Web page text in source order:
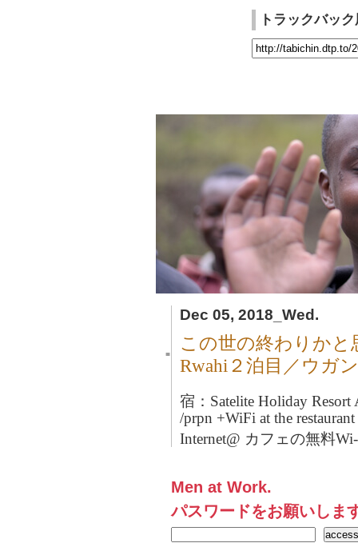
トラックバッ
Dec 05, 2018_Wed.
■
この世の終わりかと
Rwahi２泊目／ウガ
宿：Satelite Holiday
/prpn +WiFi at the
Internet@ カフェの無料
Men at Work.
パスワードをお願いしま